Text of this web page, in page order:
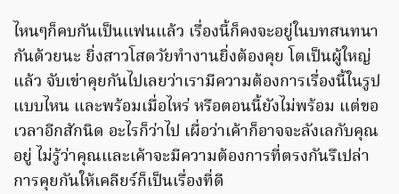
ไหนๆก็คบกันเป็นแฟนแล้ว เรื่องนี้ก็คงจะอยู่ในบทสนทนา
กันด้วยนะ ยิ่งสาวโสดวัยทำงานยิ่งต้องคุย โตเป็นผู้ใหญ่
แล้ว จับเข่าคุยกันไปเลยว่าเรามีความต้องการเรื่องนี้ในรูป
แบบไหน และพร้อมเมื่อไหร่ หรือตอนนี้ยังไม่พร้อม แต่ขอ
เวลาอีกสักนิด อะไรก็ว่าไป เผื่อว่าเค้าก็อาจจะลังเลกับคุณ
อยู่ ไม่รู้ว่าคุณและเค้าจะมีความต้องการที่ตรงกันรึเปล่า
การคุยกันให้เคลียร์ก็เป็นเรื่องที่ดี